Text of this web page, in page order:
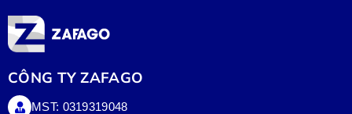
CÔNG TY ZAFAGO
MST: 0319319048